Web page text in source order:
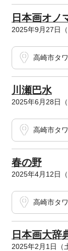
日本画オノ
2025年9月27日
高崎市タ
川瀬巴水
2025年6月28日
高崎市タ
春の野
2025年4月12日
高崎市タ
日本画大辞
2025年2月1日（